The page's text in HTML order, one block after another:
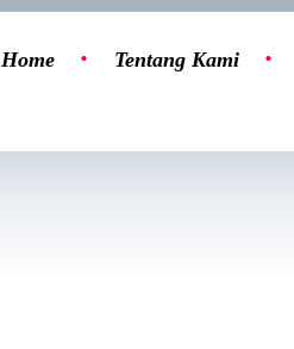
Home Tentang Kami